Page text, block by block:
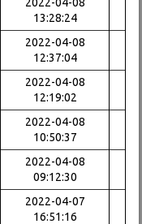
13:28:24
2022-04-08
12:37:04
2022-04-08
12:19:02
2022-04-08
10:50:37
2022-04-08
09:12:30
2022-04-07
16:51:16